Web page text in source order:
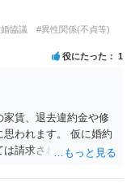
協議
#異性関係(不貞等)
役にたった 1
賃、退去違約金や修
われます。 仮に婚約
請求される可能性が
させると良いでしょ